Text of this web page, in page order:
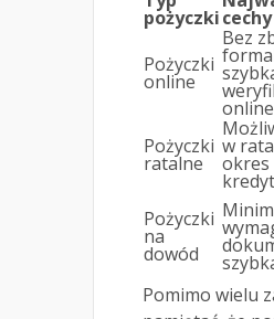
pożyczkicechy
Pożyczki
online
Bez
online
Pożyczki
ratalne
w
okres
Pożyczki
na
dowód
Pomimo wielu